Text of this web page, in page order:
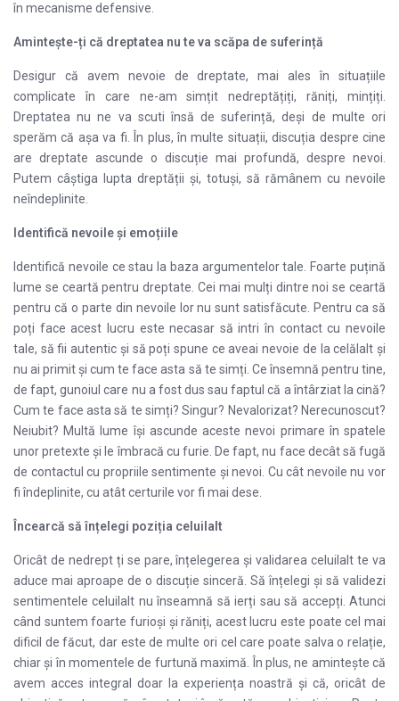
în mecanisme defensive.
Amintește-ți că dreptatea nu te va scăpa de suferință
Desigur că avem nevoie de dreptate, mai ales în situațiile
complicate în care ne-am simțit nedreptățiți, răniți, mințiți.
Dreptatea nu ne va scuti însă de suferință, deși de multe ori
sperăm că așa va fi. În plus, în multe situații, discuția despre cine
are dreptate ascunde o discuție mai profundă, despre nevoi.
Putem câștiga lupta dreptății și, totuși, să rămânem cu nevoile
neîndeplinite.
Identifică nevoile și emoțiile
Identifică nevoile ce stau la baza argumentelor tale. Foarte puțină
lume se ceartă pentru dreptate. Cei mai mulți dintre noi se ceartă
pentru că o parte din nevoile lor nu sunt satisfăcute. Pentru ca să
poți face acest lucru este necasar să intri în contact cu nevoile
tale, să fii autentic și să poți spune ce aveai nevoie de la celălalt și
nu ai primit și cum te face asta să te simți. Ce însemnă pentru tine,
de fapt, gunoiul care nu a fost dus sau faptul că a întârziat la cină?
Cum te face asta să te simți? Singur? Nevalorizat? Nerecunoscut?
Neiubit? Multă lume își ascunde aceste nevoi primare în spatele
unor pretexte și le îmbracă cu furie. De fapt, nu face decât să fugă
de contactul cu propriile sentimente și nevoi. Cu cât nevoile nu vor
fi îndeplinite, cu atât certurile vor fi mai dese.
Încearcă să înțelegi poziția celuilalt
Oricât de nedrept ți se pare, înțelegerea și validarea celuilalt te va
aduce mai aproape de o discuție sinceră. Să înțelegi și să validezi
sentimentele celuilalt nu înseamnă să ierți sau să accepți. Atunci
când suntem foarte furioși și răniți, acest lucru este poate cel mai
dificil de făcut, dar este de multe ori cel care poate salva o relație,
chiar și în momentele de furtună maximă. În plus, ne amintește că
avem acces integral doar la experiența noastră și că, oricât de